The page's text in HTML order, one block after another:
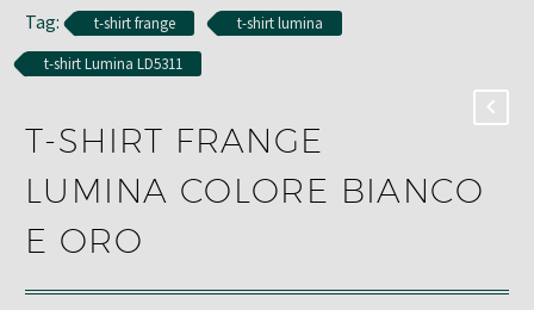
Tag:
t-shirt frange
t-shirt lumina
t-shirt Lumina LD5311
T-SHIRT FRANGE
LUMINA COLORE BIANCO
E ORO